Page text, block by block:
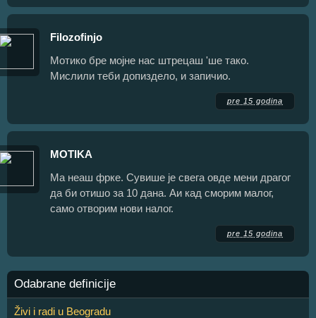
Filozofinjo
Мотико бре мојне нас штрецаш 'ше тако.
Мислили теби допиздело, и запичио.
pre 15 godina
MOTIKA
Ма неаш фрке. Сувише је свега овде мени драгог
да би отишо за 10 дана. Аи кад сморим малог,
само отворим нови налог.
pre 15 godina
Odabrane definicije
Živi i radi u Beogradu